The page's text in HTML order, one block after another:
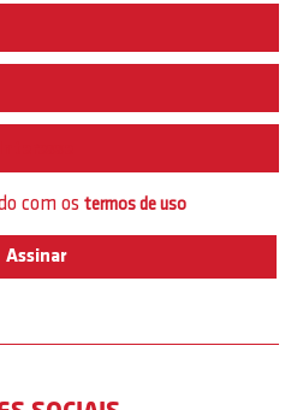
com os termos de uso